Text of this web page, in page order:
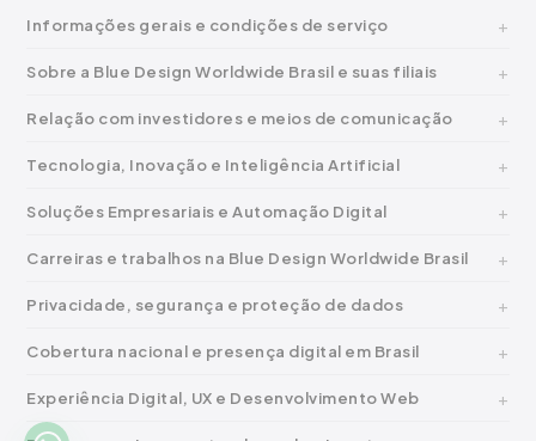
Informações gerais e condições de serviço
Sobre a Blue Design Worldwide Brasil e suas filiais
Relação com investidores e meios de comunicação
Tecnologia, Inovação e Inteligência Artificial
Soluções Empresariais e Automação Digital
Carreiras e trabalhos na Blue Design Worldwide Brasil
Privacidade, segurança e proteção de dados
Cobertura nacional e presença digital em Brasil
Experiência Digital, UX e Desenvolvimento Web